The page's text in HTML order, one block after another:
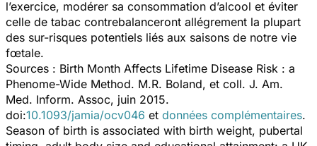
l’exercice, modérer sa consommation d’alcool et éviter
celle de tabac contrebalanceront allégrement la plupart
des sur-risques potentiels liés aux saisons de notre vie
fœtale.
Sources : Birth Month Affects Lifetime Disease Risk : a
Phenome-Wide Method. M.R. Boland, et coll. J. Am.
Med. Inform. Assoc, juin 2015.
doi:10.1093/jamia/ocv046 et données complémentaires.
Season of birth is associated with birth weight, pubertal